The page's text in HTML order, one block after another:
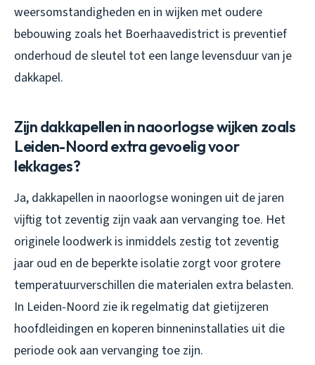
weersomstandigheden en in wijken met oudere
bebouwing zoals het Boerhaavedistrict is preventief
onderhoud de sleutel tot een lange levensduur van je
dakkapel.
Zijn dakkapellen in naoorlogse wijken zoals
Leiden-Noord extra gevoelig voor
lekkages?
Ja, dakkapellen in naoorlogse woningen uit de jaren
vijftig tot zeventig zijn vaak aan vervanging toe. Het
originele loodwerk is inmiddels zestig tot zeventig
jaar oud en de beperkte isolatie zorgt voor grotere
temperatuurverschillen die materialen extra belasten.
In Leiden-Noord zie ik regelmatig dat gietijzeren
hoofdleidingen en koperen binneninstallaties uit die
periode ook aan vervanging toe zijn.